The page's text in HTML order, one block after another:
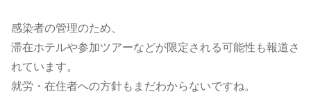
感染者の管理のため、
滞在ホテルや参加ツアーなどが限定される可能性も報道さ
れています。
就労・在住者への方針もまだわからないですね。